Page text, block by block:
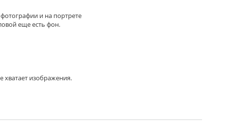
и на портрете
еще есть фон.
хватает изображения.